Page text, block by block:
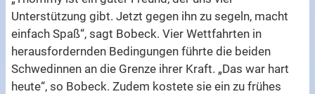
Unterstützung gibt. Jetzt gegen ihn zu segeln, macht
einfach Spaß“, sagt Bobeck. Vier Wettfahrten in
herausfordernden Bedingungen führte die beiden
Schwedinnen an die Grenze ihrer Kraft. „Das war hart
heute“, so Bobeck. Zudem kostete sie ein zu frühes